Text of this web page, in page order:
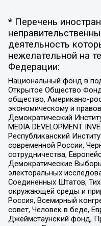
* Перечень
деятельность
нежелательной на
Федерации:
Национальный фонд в
Открытое Общество
общество, Американо-
экономическому и
Демократический
MEDIA DEVELOPMENT
Республиканский
современной России,
сотрудничества,
Демократические
электоральных
Соединенных Штатов,
окружающей среды и
Россия, Всемирный
совет, Человек в беде,
Джеймстаунский фонд,